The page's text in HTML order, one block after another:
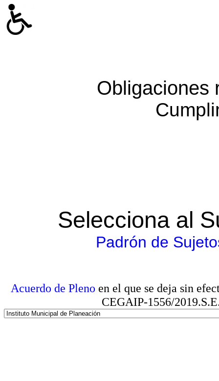
Obligaciones
Selecciona al
Padrón de
Acuerdo de Pleno en el que se deja sin
CEGAIP-1556/